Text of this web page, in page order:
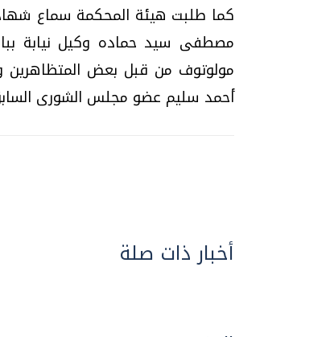
كما طلبت هيئة المحكمة سماع
مصطفى سيد حماده وكيل نيابة ببا
مولوتوف من قبل بعض
أحمد سليم عضو مجلس الشورى
أخبار ذات صلة